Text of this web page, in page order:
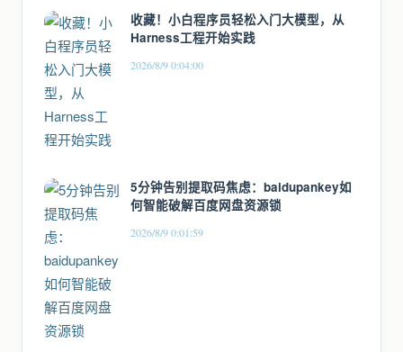
收藏！小白程序员轻松入门大模型，从
Harness工程开始实践
2026/8/9 0:04:00
5分钟告别提取码焦虑：baidupankey如
何智能破解百度网盘资源锁
2026/8/9 0:01:59